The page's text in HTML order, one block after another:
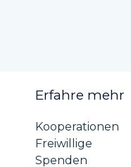
Erfahre mehr
Kooperationen
Freiwillige
Spenden